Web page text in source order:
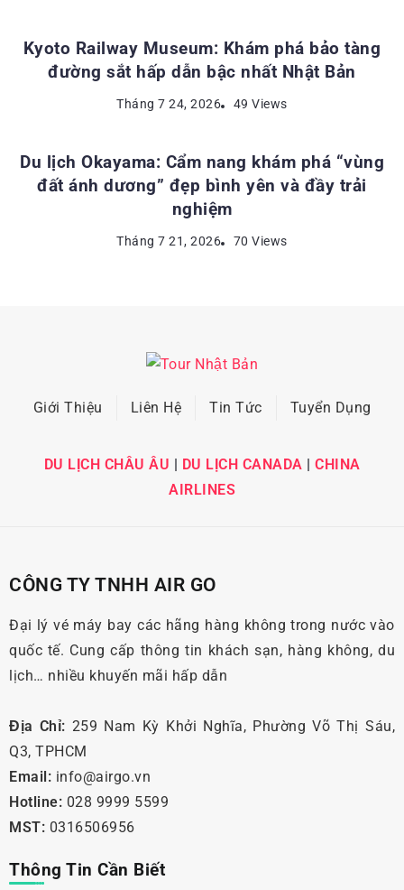
Kyoto Railway Museum: Khám phá bảo tàng
đường sắt hấp dẫn bậc nhất Nhật Bản
Tháng 7 24, 2026 49 Views
ĐỊA ĐIỂM DU LỊCH NHẬT BẢN
Du lịch Okayama: Cẩm nang khám phá “vùng
đất ánh dương” đẹp bình yên và đầy trải
nghiệm
Tháng 7 21, 2026 70 Views
Giới Thiệu Liên Hệ Tin Tức Tuyển Dụng
DU LỊCH CHÂU ÂU | DU LỊCH CANADA | CHINA
AIRLINES
CÔNG TY TNHH AIR GO
Đại lý vé máy bay các hãng hàng không trong nước vào
quốc tế. Cung cấp thông tin khách sạn, hàng không, du
lịch… nhiều khuyến mãi hấp dẫn
Địa Chỉ: 259 Nam Kỳ Khởi Nghĩa, Phường Võ Thị Sáu,
Q3, TPHCM
Email: info@airgo.vn
Hotline: 028 9999 5599
MST: 0316506956
Thông Tin Cần Biết